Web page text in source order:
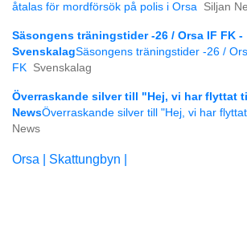
åtalas för mordförsök på polis i Orsa Siljan
Säsongens träningstider -26 / Orsa IF FK -
SvenskalagSäsongens träningstider -26 /
FK Svenskalag
Överraskande silver till "Hej, vi har flyttat
NewsÖverraskande silver till "Hej, vi har
News
Orsa | Skattungbyn |